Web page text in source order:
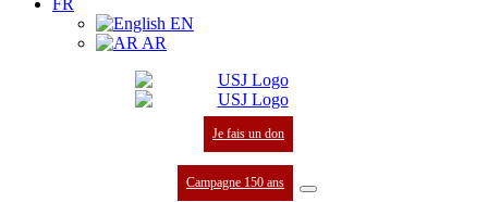
FR
EN
AR
Je fais un don
Campagne 150 ans